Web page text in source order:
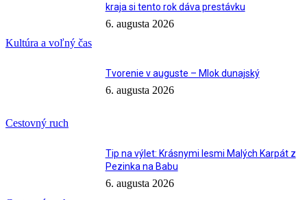
Kultúra a voľný čas
kraja si tento rok dáva prestávku
6. augusta 2026
Cestovný ruch
Tvorenie v auguste – Mlok dunajský
6. augusta 2026
Tip na výlet: Krásnymi lesmi Malých Karpát z
Pezinka na Babu
6. augusta 2026